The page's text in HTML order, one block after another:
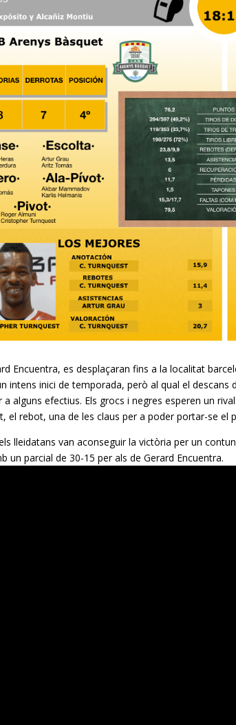
Encuentra, es desplaçaran fins a la localitat
intens inici de temporada, però al qual el
a alguns efectius. Els grocs i negres esperen un
el rebot, una de les claus per a poder portar-se el
els lleidatans van aconseguir la victòria per un
un parcial de 30-15 per als de Gerard Encuentra.